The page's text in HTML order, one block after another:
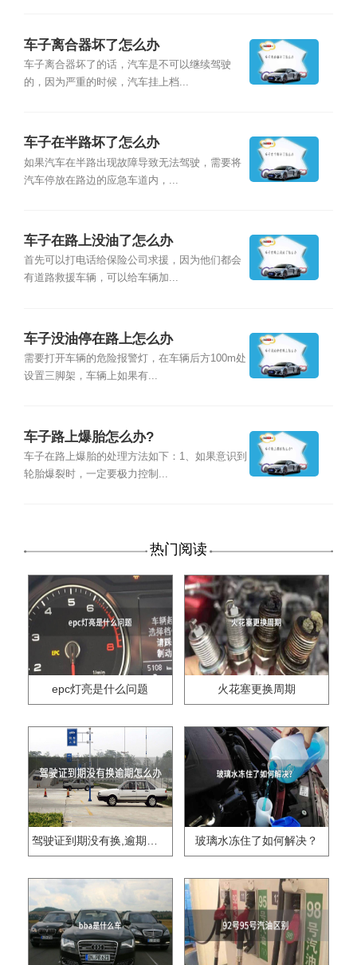
车子离合器坏了怎么办
车子离合器坏了的话，汽车是不可以继续驾驶
的，因为严重的时候，汽车挂上档...
车子在半路坏了怎么办
如果汽车在半路出现故障导致无法驾驶，需要将
汽车停放在路边的应急车道内，...
车子在路上没油了怎么办
首先可以打电话给保险公司求援，因为他们都会
有道路救援车辆，可以给车辆加...
车子没油停在路上怎么办
需要打开车辆的危险报警灯，在车辆后方100m处
设置三脚架，车辆上如果有...
车子路上爆胎怎么办?
车子在路上爆胎的处理方法如下：1、如果意识到
轮胎爆裂时，一定要极力控制...
热门阅读
epc灯亮是什么问题 火花塞更换周期
驾驶证到期没有换,逾期怎么办?? 玻璃水冻住了如何解决？